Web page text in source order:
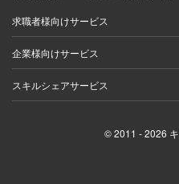
求職者様向けサービス
企業様向けサービス
スキルシェアサービス
© 2011 - 2026